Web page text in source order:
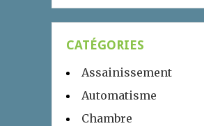
CATÉGORIES
Assainissement
Automatisme
Chambre